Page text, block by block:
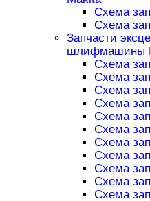
Схема
Схема
Запчасти
шлифмашины
Схема
Схема
Схема
Схема
Схема
Схема
Схема
Схема
Схема
Схема
Схема